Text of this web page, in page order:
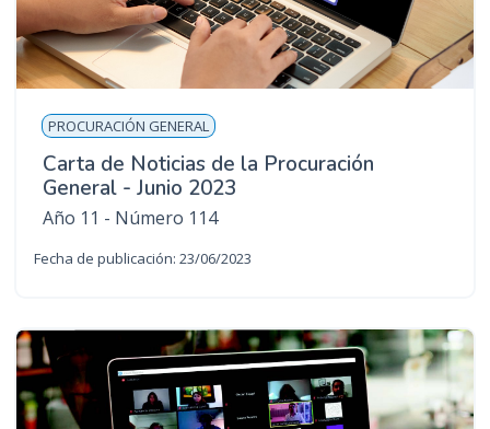
PROCURACIÓN GENERAL
Carta de Noticias de la Procuración
General - Junio 2023
Año 11 - Número 114
Fecha de publicación: 23/06/2023